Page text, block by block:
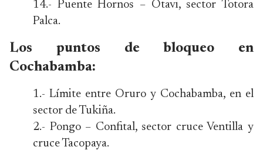
14.- Puente Hornos – Otavi, sector Totora
Palca.
Los puntos de bloqueo en
Cochabamba:
1.- Límite entre Oruro y Cochabamba, en el
sector de Tukiña.
2.- Pongo – Confital, sector cruce Ventilla y
cruce Tacopaya.